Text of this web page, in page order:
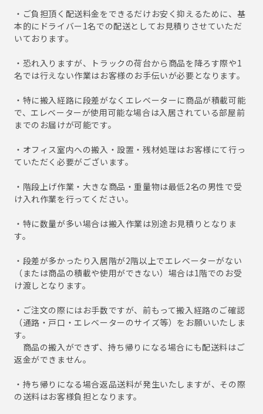
・ご負担頂く配送料金をできるだけお安く抑えるために、基
本的にドライバー1名での配送としてお見積りさせていただ
いております。
・恐れ入りますが、トラックの荷台から商品を降ろす際や1
名では行えない作業はお客様のお手伝いが必要となります。
・特に搬入経路に段差がなくエレベーターに商品が積載可能
で、エレベーターが使用可能な場合は入居されている部屋前
までのお届けが可能です。
・オフィス室内への搬入・設置・残材処理はお客様にて行っ
ていただく必要がございます。
・階段上げ作業・大きな商品・重量物は最低2名の男性で受
け入れ作業を行ってください。
・特に数量が多い場合は搬入作業は別途お見積りとなりま
す。
・段差が多かったり入居階が2階以上でエレベーターがない
（または商品の積載や使用ができない）場合は1階でのお受
け渡しとなります。
・ご注文の際にはお手数ですが、前もって搬入経路のご確認
（通路・戸口・エレベーターのサイズ等）をお願いいたしま
す。
商品の搬入ができず、持ち帰りになる場合にも配送料はご
返金ができません。
・持ち帰りになる場合返品送料が発生いたしますが、その際
の送料はお客様負担となります。